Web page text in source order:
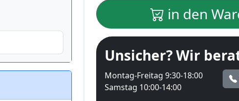
in den
Unsicher? Wir
Montag-Freitag 9:30-18:00
Samstag 10:00-14:00